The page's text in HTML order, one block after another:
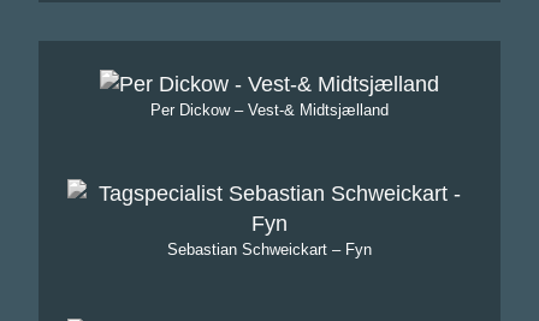
Per Dickow – Vest-& Midtsjælland
Sebastian Schweickart – Fyn